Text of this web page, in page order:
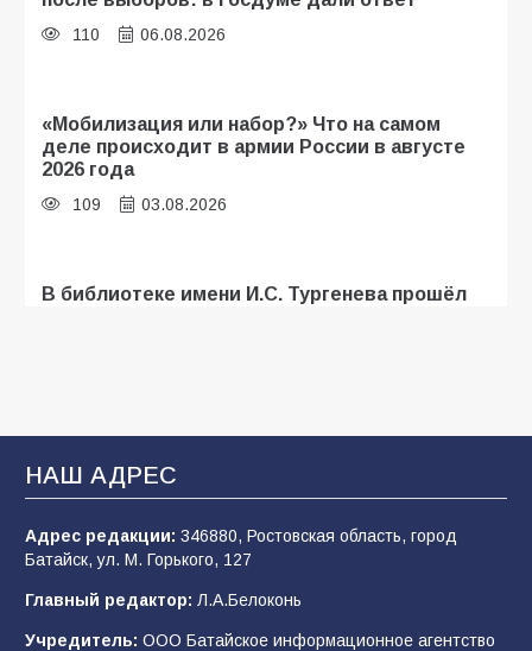
110 06.08.2026
«Мобилизация или набор?» Что на самом
деле происходит в армии России в августе
2026 года
109 03.08.2026
В библиотеке имени И.С. Тургенева прошёл
В Батайске продолжаются дорожные работы
107 04.08.2026
строительные профессии в ходе
спортивного праздника
НАШ АДРЕС
Адрес редакции: 346880, Ростовская область, город
Батайск, ул. М. Горького, 127
Главный редактор: Л.А.Белоконь
Учредитель: ООО Батайское информационное агентство